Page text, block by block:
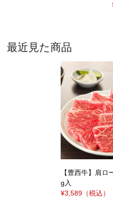
最近見た商品
【豊西牛】肩ロ
g入
¥3,589 （税込）